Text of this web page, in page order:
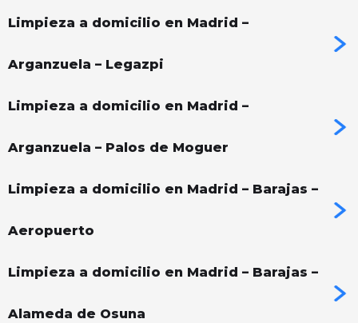
Limpieza a domicilio en Madrid –
Arganzuela – Legazpi
Limpieza a domicilio en Madrid –
Arganzuela – Palos de Moguer
Limpieza a domicilio en Madrid – Barajas –
Aeropuerto
Limpieza a domicilio en Madrid – Barajas –
Alameda de Osuna